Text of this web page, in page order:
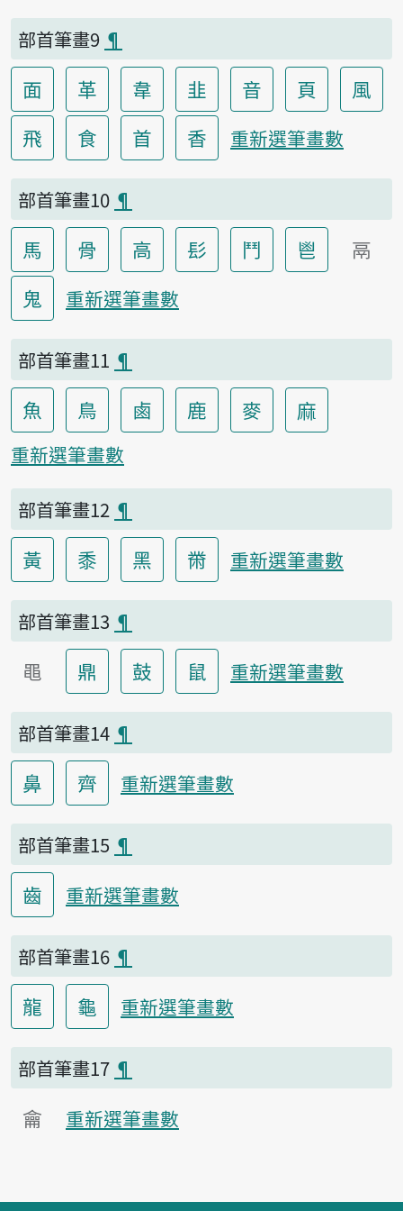
部首筆畫9 ¶
面 革 韋 韭 音 頁
風
飛
食 首 香 重新選筆畫數
部首筆畫10 ¶
馬 骨 高 髟 鬥 鬯
鬲
鬼
重新選筆畫數
部首筆畫11 ¶
魚 鳥 鹵 鹿 麥 麻
重新選筆畫數
部首筆畫12 ¶
黃 黍 黑 黹 重新選筆畫數
部首筆畫13 ¶
黽 鼎 鼓 鼠 重新選筆畫數
部首筆畫14 ¶
鼻 齊 重新選筆畫數
部首筆畫15 ¶
齒 重新選筆畫數
部首筆畫16 ¶
龍 龜 重新選筆畫數
部首筆畫17 ¶
龠 重新選筆畫數